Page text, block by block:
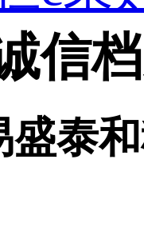
信
盛泰